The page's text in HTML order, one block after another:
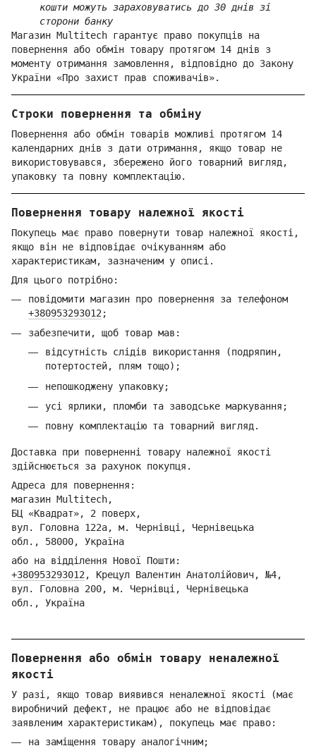
кошти можуть зараховуватись до 30 днів зі
сторони банку
Магазин Multitech гарантує право покупців на
повернення або обмін товару протягом 14 днів з
моменту отримання замовлення, відповідно до Закону
України «Про захист прав споживачів».
Строки повернення та обміну
Повернення або обмін товарів можливі протягом 14
календарних днів з дати отримання, якщо товар не
використовувався, збережено його товарний вигляд,
упаковку та повну комплектацію.
Повернення товару належної якості
Покупець має право повернути товар належної якості,
якщо він не відповідає очікуванням або
характеристикам, зазначеним у описі.
Для цього потрібно:
повідомити магазин про повернення за телефоном
+380953293012 ;
забезпечити, щоб товар мав:
відсутність слідів використання (подряпин,
потертостей, плям тощо);
непошкоджену упаковку;
усі ярлики, пломби та заводське маркування;
повну комплектацію та товарний вигляд.
Доставка при поверненні товару належної якості
здійснюється за рахунок покупця.
Адреса для повернення:
магазин Multitech,
БЦ «Квадрат», 2 поверх,
вул. Головна 122а, м. Чернівці, Чернівецька
обл., 58000, Україна
або на відділення Нової Пошти:
+380953293012 , Крецул Валентин Анатолійович, №4,
вул. Головна 200, м. Чернівці, Чернівецька
обл., Україна
Повернення або обмін товару неналежної
якості
У разі, якщо товар виявився неналежної якості (має
виробничий дефект, не працює або не відповідає
заявленим характеристикам), покупець має право:
на заміщення товару аналогічним;